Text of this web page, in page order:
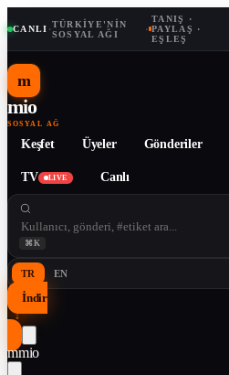
CANLI ·TÜRKIYE'NIN
SOSYAL AĞI
·
TANIŞ ·
PAYLAŞ ·
EŞLEŞ
m
mio
SOSYAL AĞ
Keşfet Üyeler Gönderiler
TV LIVE Canlı
⌘K
TR EN
İndir
↓
mmio